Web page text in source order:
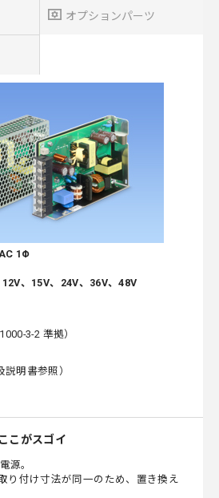
オプションパーツ
1Φ
、15V、24V、36V、48V
3-2 準拠）
明書参照）
こがスゴイ
源。
り付け寸法が同一のため、置き換え